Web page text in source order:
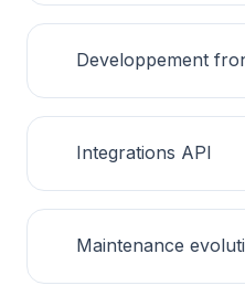
Developpement
Integrations API
Maintenance